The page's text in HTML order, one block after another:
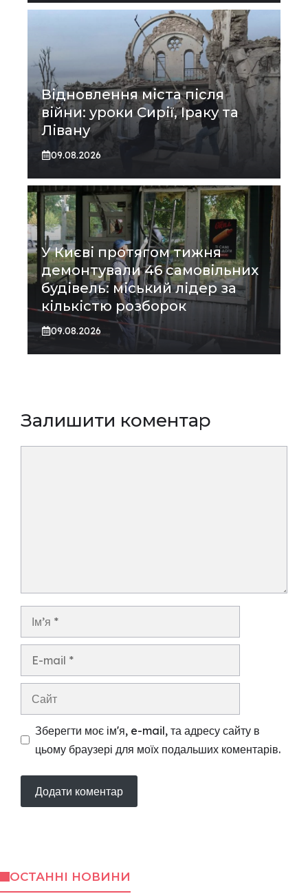
Відновлення міста після
війни: уроки Сирії, Іраку та
Лівану
09.08.2026
У Києві протягом тижня
демонтували 46 самовільних
будівель: міський лідер за
кількістю розборок
09.08.2026
Залишити коментар
Зберегти моє ім'я, e-mail, та адресу сайту в
цьому браузері для моїх подальших коментарів.
ОСТАННІ НОВИНИ